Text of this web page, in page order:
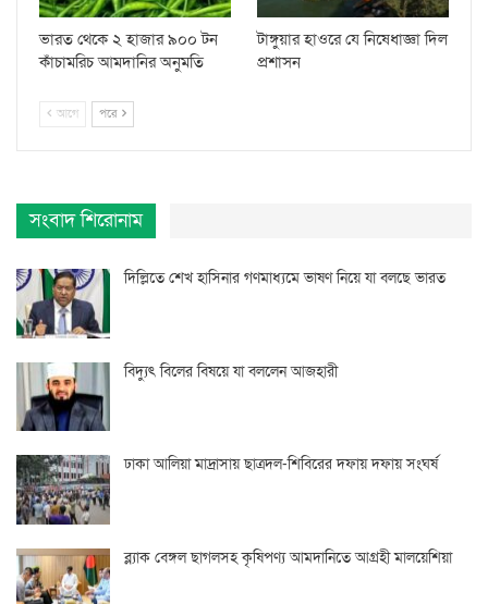
ভারত থেকে ২ হাজার ৯০০ টন
কাঁচামরিচ আমদানির অনুমতি
টাঙ্গুয়ার হাওরে যে নিষেধাজ্ঞা দিল
প্রশাসন
আগে পরে
সংবাদ শিরোনাম
দিল্লিতে শেখ হাসিনার গণমাধ্যমে ভাষণ নিয়ে যা বলছে ভারত
বিদ্যুৎ বিলের বিষয়ে যা বললেন আজহারী
ঢাকা আলিয়া মাদ্রাসায় ছাত্রদল-শিবিরের দফায় দফায় সংঘর্ষ
ব্ল্যাক বেঙ্গল ছাগলসহ কৃষিপণ্য আমদানিতে আগ্রহী মালয়েশিয়া